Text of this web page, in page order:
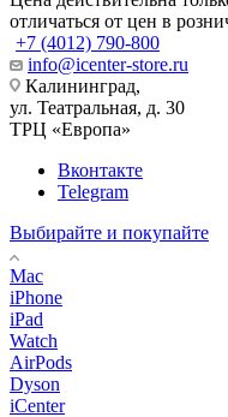
отличаться от цен в
+7 (4012) 790-800
info@icenter-store.ru
Калининград,
ул. Театральная, д. 30
ТРЦ «Европа»
Вконтакте
Telegram
Выбирайте и покупайте
Mac
iPhone
iPad
Watch
AirPods
Dyson
iCenter